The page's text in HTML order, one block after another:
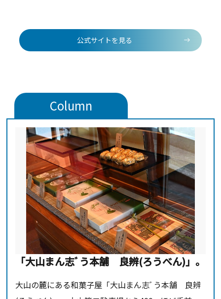
公式サイトを見る
Column
「大山まん志ﾞう本舗 良辨(ろうべん)」。
大山の麓にある和菓子屋「大山まん志ﾞう本舗 良辨